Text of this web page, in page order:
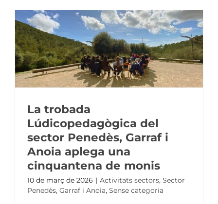
La trobada
Lúdicopedagògica del
sector Penedès, Garraf i
Anoia aplega una
cinquantena de monis
10 de març de 2026 | Activitats sectors, Sector
Penedès, Garraf i Anoia, Sense categoria